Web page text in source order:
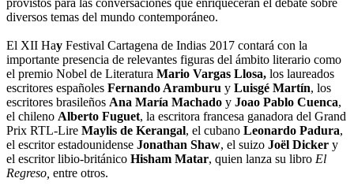
diversos temas del mundo contemporáneo.
El XII Hay Festival Cartagena de Indias 2017 contará con la
importante presencia de relevantes figuras del ámbito literario como
el premio Nobel de Literatura Mario Vargas Llosa, los laureados
escritores españoles Fernando Aramburu y Luisgé Martín, los
escritores brasileños Ana María Machado y Joao Pablo Cuenca,
el chileno Alberto Fuguet, la escritora francesa ganadora del Grand
Prix RTL-Lire Maylis de Kerangal, el cubano Leonardo Padura,
el escritor estadounidense Jonathan Shaw, el suizo Joël Dicker y
el escritor libio-británico Hisham Matar, quien lanza su libro El
Regreso, entre otros.